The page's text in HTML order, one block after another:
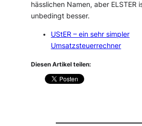
hässlichen Namen, aber ELSTER
unbedingt besser.
UStER – ein sehr simpler
Umsatzsteuerrechner
Diesen Artikel teilen: